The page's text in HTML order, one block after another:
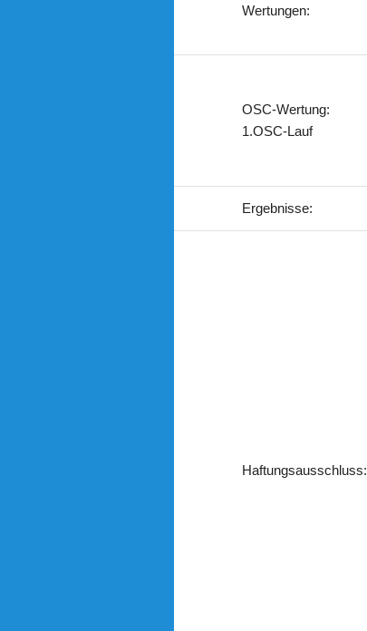
Wertungen:
OSC-Wertung:
1.OSC-Lauf
Ergebnisse:
Haftungsausschluss: